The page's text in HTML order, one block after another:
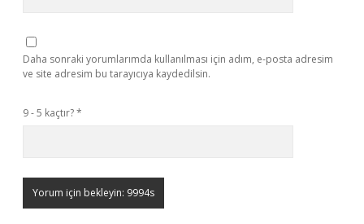
Daha sonraki yorumlarımda kullanılması için adım, e-posta adresim
ve site adresim bu tarayıcıya kaydedilsin.
9 - 5 kaçtır?*